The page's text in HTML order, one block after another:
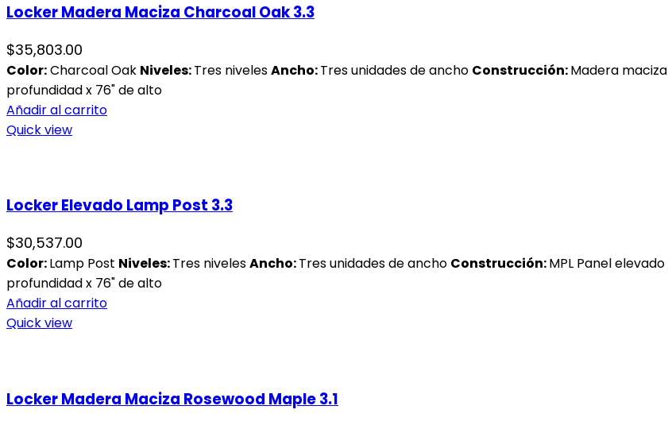
Locker Madera Maciza Charcoal Oak 3.3
$35,803.00
Color:Charcoal Oak Niveles:Tres nivelesAncho:Tres unidades de ancho Construcción:Madera maciza
profundidad x 76" de alto
Añadir al carrito
Quick view
Locker Elevado Lamp Post 3.3
$30,537.00
Color:Lamp Post Niveles:Tres nivelesAncho:Tres unidades de ancho Construcción:MPL Panel elevado
profundidad x 76" de alto
Añadir al carrito
Quick view
Locker Madera Maciza Rosewood Maple 3.1